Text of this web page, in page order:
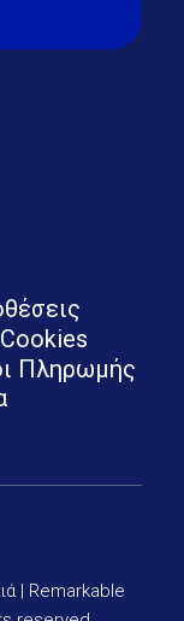
Πληρωμής
| Remarkable